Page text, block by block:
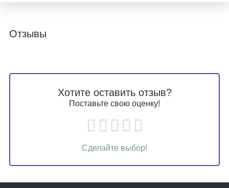
Отзывы
Хотите оставить отзыв?
Поставьте свою оценку!
Сделайте выбор!